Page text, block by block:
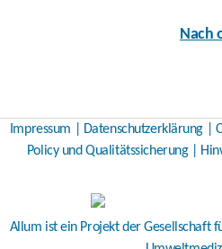
Nach
Impressum Datenschutzerklärung
Policy und Qualitätssicherung|
Allum ist ein Projekt derGesellschaft